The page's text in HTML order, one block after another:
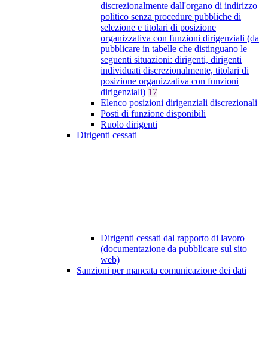
discrezionalmente dall'organo di indirizzo
politico senza procedure pubbliche di
selezione e titolari di posizione
organizzativa con funzioni dirigenziali (da
pubblicare in tabelle che distinguano le
seguenti situazioni: dirigenti, dirigenti
individuati discrezionalmente, titolari di
posizione organizzativa con funzioni
dirigenziali) 17
Elenco posizioni dirigenziali discrezionali
Posti di funzione disponibili
Ruolo dirigenti
Dirigenti cessati
Dirigenti cessati dal rapporto di lavoro
(documentazione da pubblicare sul sito
web)
Sanzioni per mancata comunicazione dei dati